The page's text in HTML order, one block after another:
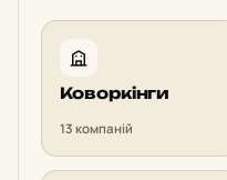
Ко­вор­кін­ги
13 компаній